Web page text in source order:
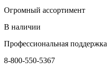
Огромный ассортимент
В наличии
Профессиональная поддержка
8-800-550-5367